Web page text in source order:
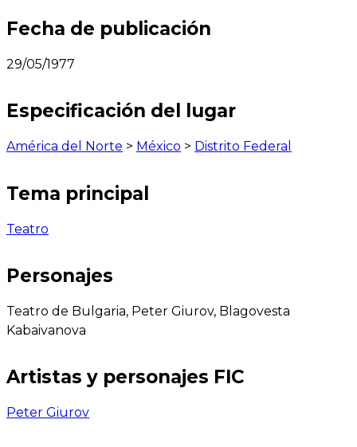
Fecha de publicación
29/05/1977
Especificación del lugar
América del Norte > México > Distrito Federal
Tema principal
Teatro
Personajes
Teatro de Bulgaria, Peter Giurov, Blagovesta
Kabaivanova
Artistas y personajes FIC
Peter Giurov